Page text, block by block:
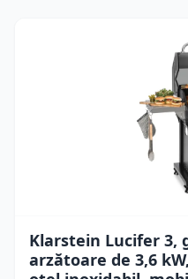
Klarstein Lucifer 3,
arzătoare de 3,6